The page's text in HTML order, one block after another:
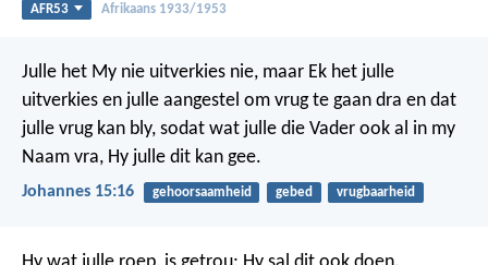
AFR53 Afrikaans 1933/1953
Julle het My nie uitverkies nie, maar Ek het julle
uitverkies en julle aangestel om vrug te gaan dra en dat
julle vrug kan bly, sodat wat julle die Vader ook al in my
Naam vra, Hy julle dit kan gee.
Johannes 15:16 gehoorsaamheid gebed vrugbaarheid